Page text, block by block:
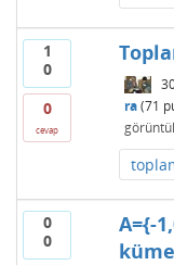
1
0
0
cevap
ra (71
0
0
A={-